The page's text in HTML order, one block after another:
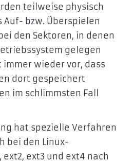
teilweise physisch
Auf- bzw. Überspielen
den Sektoren, in denen
gelegen
immer wieder vor, dass
dort gespeichert
im schlimmsten Fall
hat spezielle Verfahren
bei den Linux-
ext3 und ext4 nach